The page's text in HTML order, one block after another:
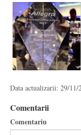
Data actualizarii: 29/11/
Comentarii
Comentariu